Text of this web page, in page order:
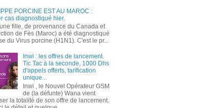
PORCINE EST AU MAROC :
cas diagnostiqué hier.
fille, de provenance du Canada et
de Fès (Maroc) a été diagnostiqué
du Virus porcine (H1N1). C'est le pr...
Inwi : les offres de lancement.
Tic Tac à la seconde, 1000 Dhs
d'appels offerts, tarification
unique...
Inwi , le Nouvel Opérateur GSM
de (la défunte) Wana vient
la totalité de son offre de lancement.